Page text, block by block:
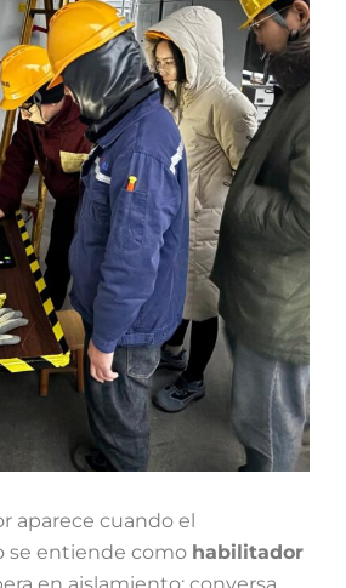
aparece cuando el
se entiende como habilitador
en aislamiento: conversa